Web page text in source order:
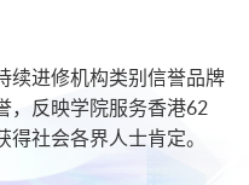
续进修机构类别信誉品牌
，反映学院服务香港62
社会各界人士肯定。